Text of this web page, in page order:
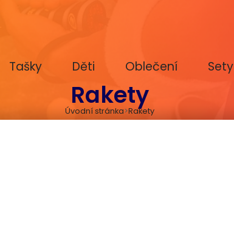
Tašky Děti Oblečení Sety
Rakety
Úvodní stránka Rakety